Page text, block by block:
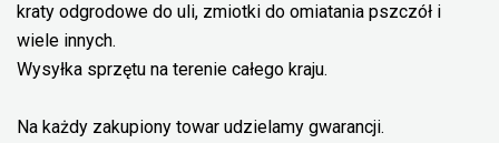
kraty odgrodowe do uli, zmiotki do omiatania pszczół i
wiele innych.
Wysyłka sprzętu na terenie całego kraju.
Na każdy zakupiony towar udzielamy gwarancji.